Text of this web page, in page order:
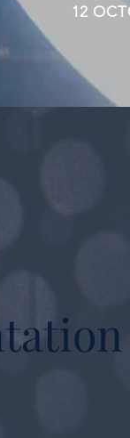
12